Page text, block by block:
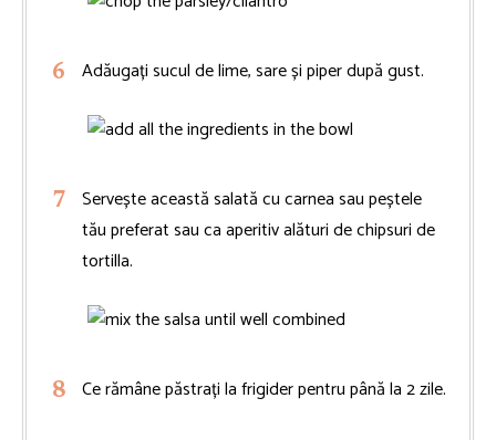
Adăugați sucul de lime, sare și piper după gust.
Servește această salată cu carnea sau peștele
tău preferat sau ca aperitiv alături de chipsuri de
tortilla.
Ce rămâne păstrați la frigider pentru până la 2 zile.